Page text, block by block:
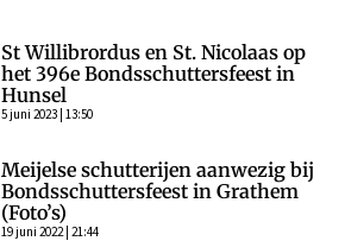
St Willibrordus en St. Nicolaas op
het 396e Bondsschuttersfeest in
Hunsel
5 juni 2023 | 13:50
Meijelse schutterijen aanwezig bij
Bondsschuttersfeest in Grathem
(Foto’s)
19 juni 2022 | 21:44